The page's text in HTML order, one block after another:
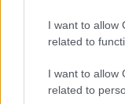
I want to allow
related to
I want to allow
related to